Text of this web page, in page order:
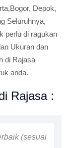
Depok,
Seluruhnya,
perlu di ragukan
Ukuran dan
di Rajasa
anda.
Rajasa :
(sesuai